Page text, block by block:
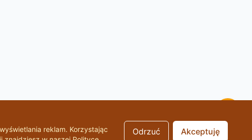
reklam. Korzystając
Odrzuć Akceptuję